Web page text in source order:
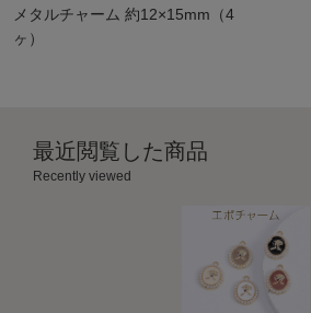
メタルチャーム 約12×15mm（4
ヶ）
最近閲覧した商品
Recently viewed